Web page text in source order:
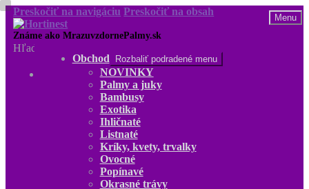
Preskočiť na navigáciu Preskočiť na obsah
Hľadať:
Menu
NOVINKY
Palmy a juky
Bambusy
Exotika
Ihličnaté
Listnaté
Kríky, kvety, trvalky
Ovocné
Popínavé
Obchod Rozbaliť podradené menu
NOVINKY
Palmy a juky
Bambusy
Exotika
Ihličnaté
Listnaté
Kríky, kvety, trvalky
Ovocné
Popínavé
Okrasné trávy